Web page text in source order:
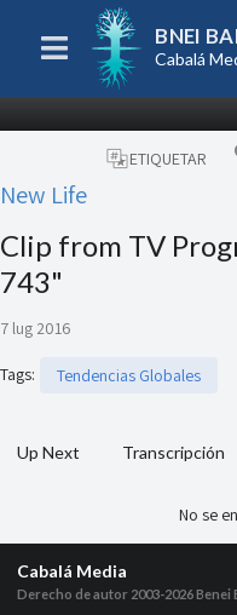
BNEI
Cabalá
ETIQUETAR
New Life
Clip from TV
743"
7 lug 2016
Tags: Tendencias Globales
Up Next Transcripción
No se
Cabalá Media
Derecho de autor 2003-2026Benei